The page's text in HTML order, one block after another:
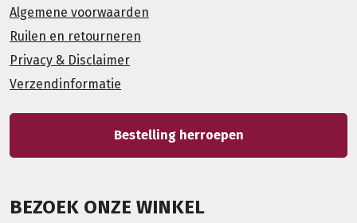
Algemene voorwaarden
Ruilen en retourneren
Privacy & Disclaimer
Verzendinformatie
Bestelling herroepen
BEZOEK ONZE WINKEL